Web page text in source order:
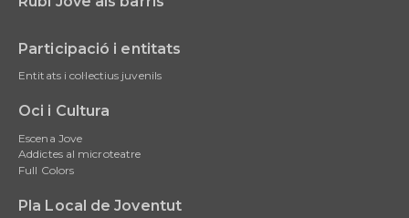
Participació i entitats
Entitats i col·lectius juvenils
Oci i Cultura
Escena Jove
Addictes al microteatre
Full Colors
Pla Local de Joventut